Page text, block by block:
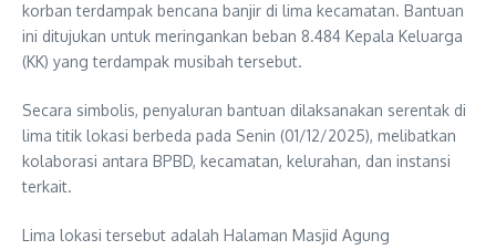
korban terdampak bencana banjir di lima kecamatan. Bantuan
ini ditujukan untuk meringankan beban 8.484 Kepala Keluarga
(KK) yang terdampak musibah tersebut.
Secara simbolis, penyaluran bantuan dilaksanakan serentak di
lima titik lokasi berbeda pada Senin (01/12/2025), melibatkan
kolaborasi antara BPBD, kecamatan, kelurahan, dan instansi
terkait.
Lima lokasi tersebut adalah Halaman Masjid Agung